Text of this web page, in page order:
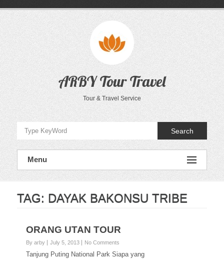
ARBY Tour Travel
Tour & Travel Service
Search
Menu
TAG: DAYAK BAKONSU TRIBE
ORANG UTAN TOUR
By arby July 5, 2013 No Comments
Tanjung Puting National Park Siapa yang